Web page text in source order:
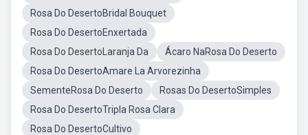
Rosa Do DesertoBridal Bouquet
Rosa Do DesertoEnxertada
Rosa Do DesertoLaranja Da
Ácaro NaRosa Do Deserto
Rosa Do DesertoAmare La Arvorezinha
SementeRosa Do Deserto
Rosas Do DesertoSimples
Rosa Do DesertoTripla Rosa Clara
Rosa Do DesertoCultivo